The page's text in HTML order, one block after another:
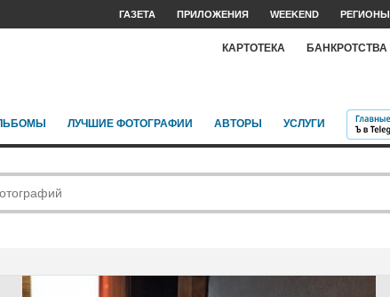
ГАЗЕТА ПРИЛОЖЕНИЯ WEEKEND РЕГИОНЫ
КАРТОТЕКА БАНКРОТСТВА
ЛУЧШИЕ ФОТОГРАФИИ АВТОРЫ УСЛУГИ